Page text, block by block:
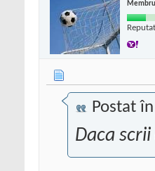
Postat
Daca